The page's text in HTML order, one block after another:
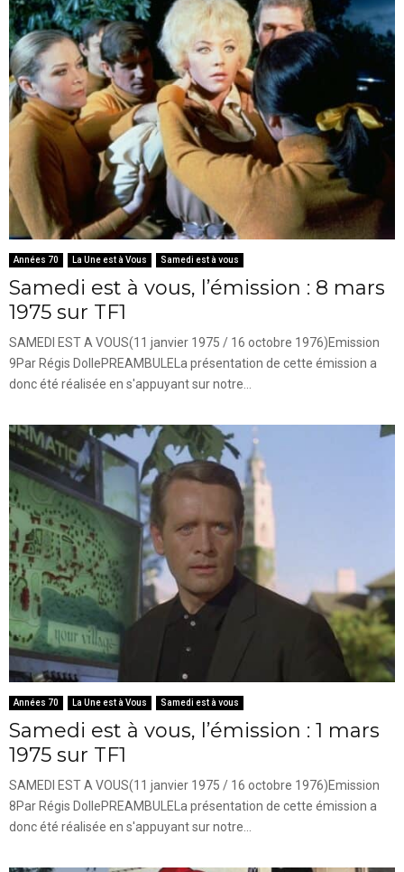
Années 70 La Une est à Vous Samedi est à vous
Samedi est à vous, l’émission : 8 mars
1975 sur TF1
SAMEDI EST A VOUS(11 janvier 1975 / 16 octobre 1976)Emission
9Par Régis DollePREAMBULELa présentation de cette émission a
donc été réalisée en s'appuyant sur notre...
Années 70 La Une est à Vous Samedi est à vous
Samedi est à vous, l’émission : 1 mars
1975 sur TF1
SAMEDI EST A VOUS(11 janvier 1975 / 16 octobre 1976)Emission
8Par Régis DollePREAMBULELa présentation de cette émission a
donc été réalisée en s'appuyant sur notre...